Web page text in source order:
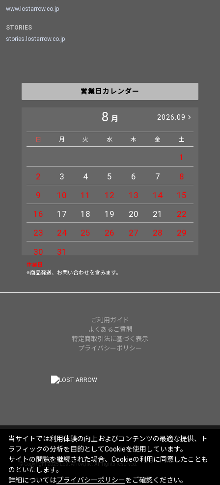
www.lostarrow.co.jp
STORIES
stories.lostarrow.co.jp
営業日カレンダー
8 月 2026.09
日 月 火 水 木 金 土
1
2
3 4 5 6 7
8
9
10 11 12 13 14
15
16
17 18 19 20 21
22
23
24 25 26 27 28
29
30
31
休業日
※商品発送、お問い合わせを含みます。
ご利用ガイド
よくあるご質問
特定商取引法に基づく表示
プライバシーポリシー
© Copyright 2025 Lost Arrow,Inc. All rights reserved.
当サイトでは利用体験の向上およびコンテンツの最適な提供、ト
ラフィックの分析を目的としてCookieを使用しています。
サイトの閲覧を継続された場合、Cookieの利用に同意したことも
のといたします。
詳細についてはプライバシーポリシーをご確認ください。